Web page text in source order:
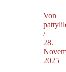
Von
/
28.
2025